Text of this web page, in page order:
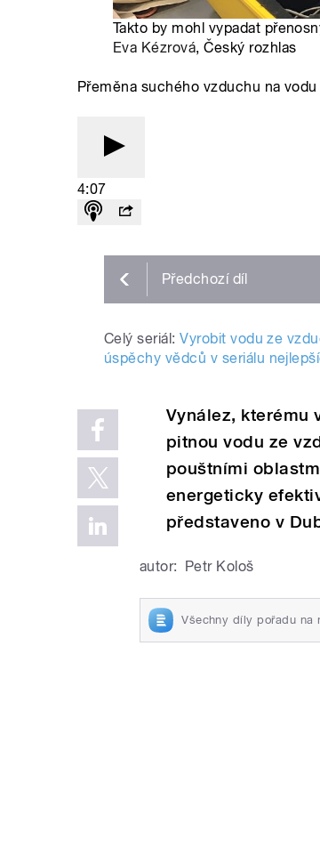
Takto by mohl vypadat
Eva Kézrová, Český rozhlas
Přeměna suchého vzduchu na vodu
4:07
Předchozí díl
Celý seriál: Vyrobit vodu ze
úspěchy vědců v seriálu
Vynález, kterému
pitnou vodu ze
pouštními
energeticky
představeno v
autor: Petr Kološ
Všechny díly pořadu na